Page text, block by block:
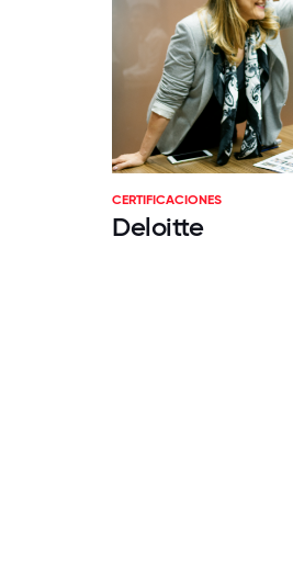
CERTIFICACIONES
Deloitte